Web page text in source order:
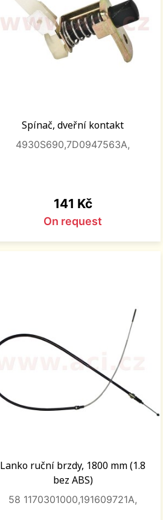
Spínač, dveřní kontakt
4930S690,7D0947563A,
Price
141 Kč
On request
Lanko ruční brzdy, 1800 mm (1.8
bez ABS)
58 1170301000,191609721A,